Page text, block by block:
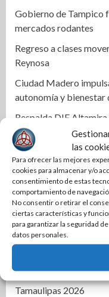
las
Para ofrecer las mejores
cookies para almacenar y/o
consentimiento de estas
comportamiento de
No consentir o retirar el
ciertas características y
para garantizar la seguridad
datos personales.
Gobierno de Tampico
mercados rodantes
Regreso a clases
Reynosa
Ciudad Madero
autonomía y bienestar
Respalda DIF
vulnerabilidad
COMAPA Altamira
sectores
Respalda la SET
sociales y escuelas
Cierra PAN disputa
Se mantiene
del país y número uno
Tamaulipas 2026